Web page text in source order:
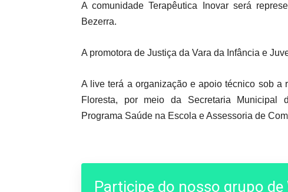
A comunidade Terapêutica Inovar será
Bezerra.
A promotora de Justiça da Vara da Infância e
A live terá a organização e apoio técnico sob a
Floresta, por meio da Secretaria Municipal
Programa Saúde na Escola e Assessoria de
Participe do nosso grupo